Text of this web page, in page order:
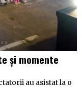
și momente
au asistat la o